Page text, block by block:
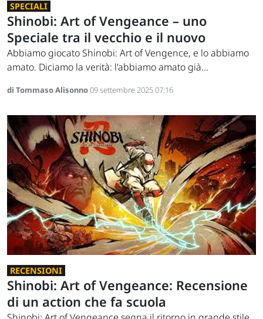
SPECIALI
Shinobi: Art of Vengeance – uno
Speciale tra il vecchio e il nuovo
Abbiamo giocato Shinobi: Art of Vengence, e lo abbiamo
amato. Diciamo la verità: l'abbiamo amato già...
di Tommaso Alisonno09 settembre 2025 07:16
RECENSIONI
Shinobi: Art of Vengeance: Recensione
di un action che fa scuola